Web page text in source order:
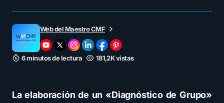
Web del Maestro CMF
6 minutos de lectura 181,2K vistas
La elaboración de un «Diagnóstico de Grupo»